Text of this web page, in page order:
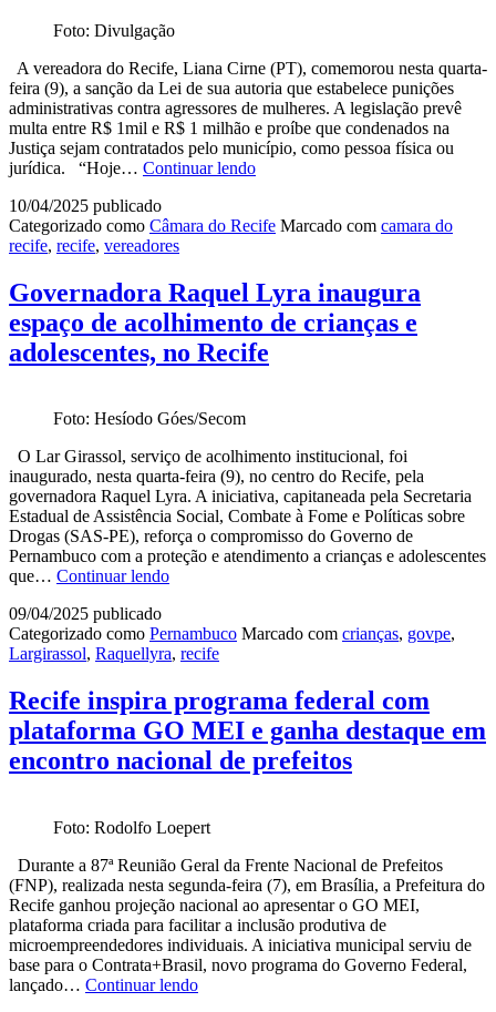
Foto: Divulgação
A vereadora do Recife, Liana Cirne (PT), comemorou nesta quarta-
feira (9), a sanção da Lei de sua autoria que estabelece punições
administrativas contra agressores de mulheres. A legislação prevê
multa entre R$ 1mil e R$ 1 milhão e proíbe que condenados na
Justiça sejam contratados pelo município, como pessoa física ou
jurídica. “Hoje… Continuar lendoVereadora
sanção
que
multa
agressores
de
mulheres
R$
1
milhão
10/04/2025 publicado
Categorizado como Câmara do Recife Marcado com camara do
recife, recife, vereadores
Governadora Raquel Lyra inaugura
espaço de acolhimento de crianças e
adolescentes, no Recife
Foto: Hesíodo Góes/Secom
O Lar Girassol, serviço de acolhimento institucional, foi
inaugurado, nesta quarta-feira (9), no centro do Recife, pela
governadora Raquel Lyra. A iniciativa, capitaneada pela Secretaria
Estadual de Assistência Social, Combate à Fome e Políticas sobre
Drogas (SAS-PE), reforça o compromisso do Governo de
Pernambuco com a proteção e atendimento a crianças e adolescentes
que… Continuar lendoGovernadora
inaugura
espaço
acolhimento
de
crianças
e
adolescentes,
09/04/2025 publicado
Categorizado como Pernambuco Marcado com crianças, govpe,
Largirassol, Raquellyra, recife
Recife inspira programa federal com
plataforma GO MEI e ganha destaque em
encontro nacional de prefeitos
Foto: Rodolfo Loepert
Durante a 87ª Reunião Geral da Frente Nacional de Prefeitos
(FNP), realizada nesta segunda-feira (7), em Brasília, a Prefeitura do
Recife ganhou projeção nacional ao apresentar o GO MEI,
plataforma criada para facilitar a inclusão produtiva de
microempreendedores individuais. A iniciativa municipal serviu de
base para o Contrata+Brasil, novo programa do Governo Federal,
lançado… Continuar lendoRecife